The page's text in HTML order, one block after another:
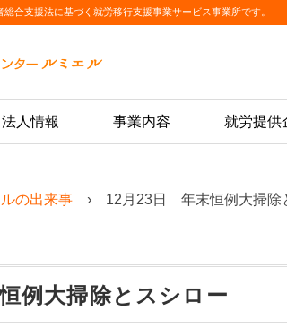
合支援法に基づく就労移行支援事業サービス事業所です。
法人情報 事業内容 就労提供
の出来事 12月23日 年末恒例大掃除
例大掃除とスシロー